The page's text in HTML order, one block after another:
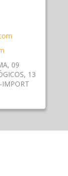
, 09
, 13
IMPORT